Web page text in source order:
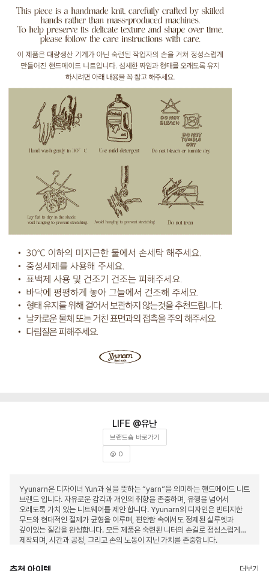
유난
브랜드숍 바로가기
@ 0
Yyunarn은 디자이너 Yun과 실을 뜻하는 “yarn”을 의미하는 핸드메이드 니트
브랜드 입니다. 자유로운 감각과 개인의 취향을 존중하며, 유행을 넘어서
오래도록 가치 있는 니트웨어를 제안 합니다. Yyunarn의 디자인은 빈티지한
무드와 현대적인 절제가 균형을 이루며, 편안함 속에서도 정제된 실루엣과
깊이있는 질감을 완성합니다. 모든 제품은 숙련된 니터의 손길로 정성스럽게
제작되며, 시간과 공정, 그리고 손의 노동이 지닌 가치를 존중합니다.
더보기